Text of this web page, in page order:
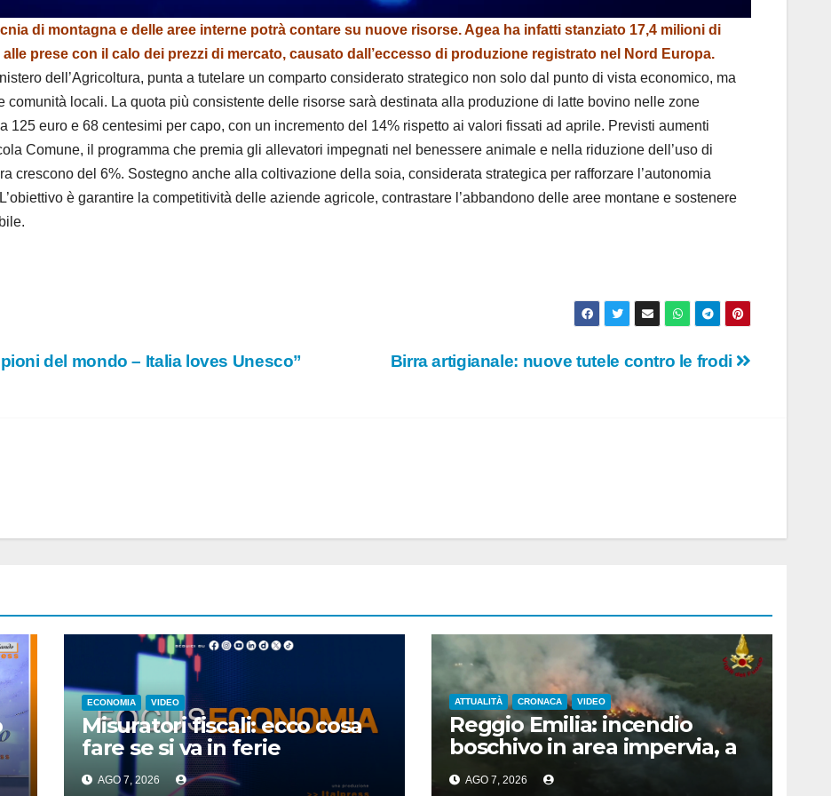
e
o
di montagna e delle aree interne potrà contare su nuove risorse. Agea ha infatti stanziato 17,4 milioni di
prese con il calo dei prezzi di mercato, causato dall’eccesso di produzione registrato nel Nord Europa.
dell’Agricoltura, punta a tutelare un comparto considerato strategico non solo dal punto di vista economico, ma
locali. La quota più consistente delle risorse sarà destinata alla produzione di latte bovino nelle zone
125 euro e 68 centesimi per capo, con un incremento del 14% rispetto ai valori fissati ad aprile. Previsti aumenti
Comune, il programma che premia gli allevatori impegnati nel benessere animale e nella riduzione dell’uso di
crescono del 6%. Sostegno anche alla coltivazione della soia, considerata strategica per rafforzare l’autonomia
è garantire la competitività delle aziende agricole, contrastare l’abbandono delle aree montane e sostenere
Birra artigianale: nuove tutele contro le frodi
del mondo – Italia loves Unesco”
ECONOMIA VIDEO
Misuratori fiscali: ecco cosa
fare se si va in ferie
AGO 7, 2026
ATTUALITÀ CRONACA VIDEO
Reggio Emilia: incendio
boschivo in area impervia, a
Canossa
AGO 7, 2026